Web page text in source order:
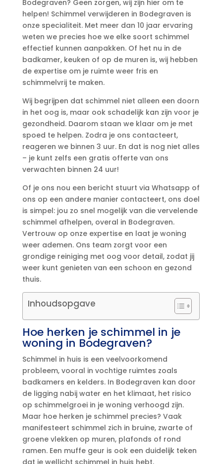
Bodegraven? Geen zorgen, wij zijn hier om te
helpen! Schimmel verwijderen in Bodegraven is
onze specialiteit.​ Met meer dan 10 jaar ervaring
weten we precies hoe we elke soort schimmel
effectief kunnen aanpakken.​ Of het nu in de
badkamer, keuken of op de muren is, wij hebben
de expertise om je ruimte weer fris en
schimmelvrij te maken.​
Wij begrijpen dat schimmel niet alleen een doorn
in het oog is, maar ook schadelijk kan zijn voor je
gezondheid.​ Daarom staan we klaar om je met
spoed te helpen.​ Zodra je ons contacteert,
reageren we binnen 3 uur.​ En dat is nog niet alles
– je kunt zelfs een gratis offerte van ons
verwachten binnen 24 uur!
Of je ons nou een bericht stuurt via Whatsapp of
ons op een andere manier contacteert, ons doel
is simpel: jou zo snel mogelijk van die vervelende
schimmel afhelpen, overal in Bodegraven.​
Vertrouw op onze expertise en laat je woning
weer ademen.​ Ons team zorgt voor een
grondige reiniging met oog voor detail, zodat jij
weer kunt genieten van een schoon en gezond
thuis.​
Inhoudsopgave
Hoe herken je schimmel in je
woning in Bodegraven?
Schimmel in huis is een veelvoorkomend
probleem, vooral in vochtige ruimtes zoals
badkamers en kelders.​ In Bodegraven kan door
de ligging nabij water en het klimaat, het risico
op schimmelgroei in je woning verhoogd zijn.​
Maar hoe herken je schimmel precies? Vaak
manifesteert schimmel zich in bruine, zwarte of
groene vlekken op muren, plafonds of rond
ramen.​ Een muffe geur is ook een duidelijk teken
dat je wellicht schimmel in huis hebt.​